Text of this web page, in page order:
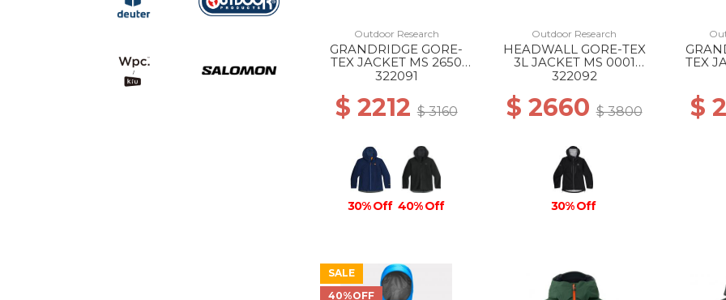
Outdoor Research
GRANDRIDGE GORE-
TEX JACKET MS 2650
CENOTE
322091
$ 2212$ 3160
30% Off 40% Off
Outdoor Research
HEADWALL GORE-TEX
3L JACKET MS 0001
BLACK
322092
$ 2660$ 3800
30% Off
TEX
$
SALE
40%OFF